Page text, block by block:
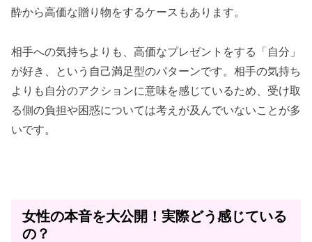
酔から高価な贈り物をするケースもあります。
相手への気持ちよりも、高価なプレゼントをする「自分」
が好き、という自己満足型のパターンです。相手の気持ち
よりも自分のアクションに意味を感じているため、受け取
る側の負担や困惑については考えが及んでいないことが多
いです。
女性の本音を大公開！実際どう感じている
の？